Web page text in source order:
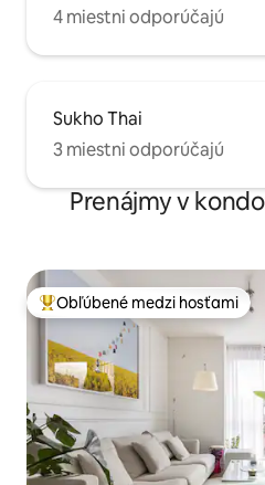
4 miestni odporúčajú
Sukho Thai
3 miestni odporúčajú
Prenájmy v
Najobľúbenejšie medzi hosťami
Obľúbené medzi hosťami